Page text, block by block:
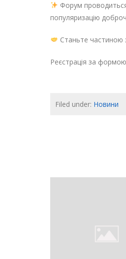
Форум
популяризацію
Станьте частиною
Реєстрація за формою
Filed under: Новини